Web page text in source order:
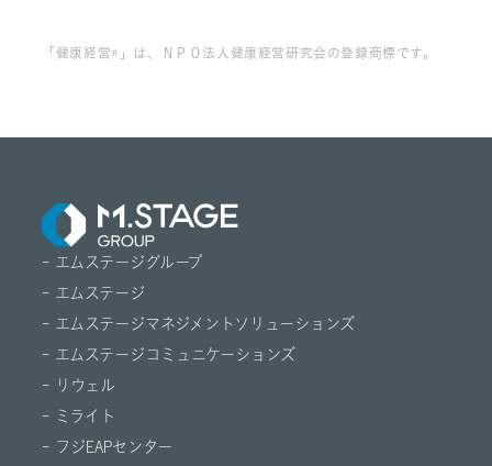
「健康経営®」は、ＮＰＯ法人健康経営研究会の登録商標です。
- エムステージグループ
- エムステージ
- エムステージマネジメントソリューションズ
- エムステージコミュニケーションズ
- リウェル
- ミライト
- フジEAPセンター